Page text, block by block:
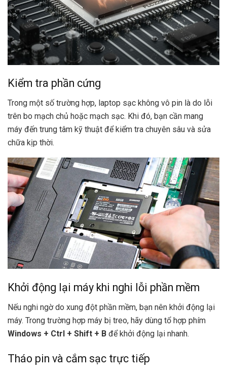
Kiểm tra phần cứng
Trong một số trường hợp, laptop sạc không vô pin là do lỗi
trên bo mạch chủ hoặc mạch sạc. Khi đó, bạn cần mang
máy đến trung tâm kỹ thuật để kiểm tra chuyên sâu và sửa
chữa kịp thời.
Khởi động lại máy khi nghi lỗi phần mềm
Nếu nghi ngờ do xung đột phần mềm, bạn nên khởi động lại
máy. Trong trường hợp máy bị treo, hãy dùng tổ hợp phím
Windows + Ctrl + Shift + B để khởi động lại nhanh.
Tháo pin và cắm sạc trực tiếp